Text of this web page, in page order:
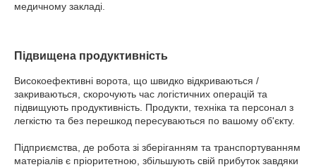
медичному закладі.
Підвищена продуктивність
Високоефективні ворота, що швидко відкриваються /
закриваються, скорочують час логістичних операцій та
підвищують продуктивність. Продукти, техніка та персонал з
легкістю та без перешкод пересуваються по вашому об'єкту.
Підприємства, де робота зі зберіганням та транспортуванням
матеріалів є пріоритетною, збільшують свій прибуток завдяки